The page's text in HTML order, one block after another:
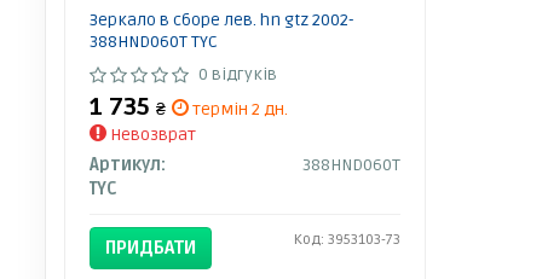
Зеркало в сборе лев. hn gtz 2002-
388HND060T TYC
0 відгуків
1 735 ₴
термін 2 дн.
Невозврат
Артикул:
388HND060T
TYC
ПРИДБАТИ Код: 3953103-73